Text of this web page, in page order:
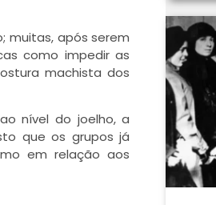
muitas, após serem
como impedir as
machista dos
nível do joelho, a
que os grupos já
em relação aos